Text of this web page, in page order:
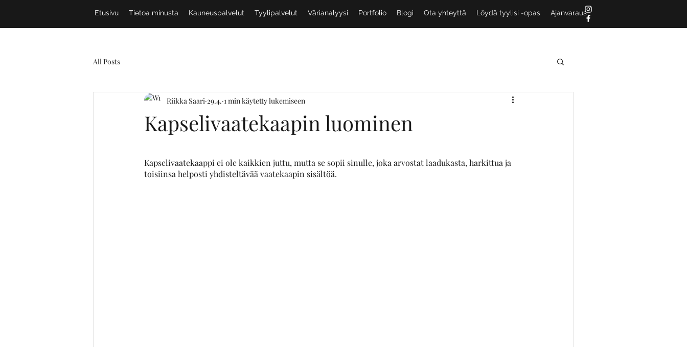
Etusivu Tietoa minusta Kauneuspalvelut Tyylipalvelut Värianalyysi Portfolio Blogi Ota yhteyttä Löydä tyylisi -opas Ajanvaraus
All Posts
Kapselivaatekaapin luominen
Riikka Saari 29.4. 1 min käytetty lukemiseen
Kapselivaatekaappi ei ole kaikkien juttu, mutta se sopii sinulle, joka arvostat laadukasta, harkittua ja
toisiinsa helposti yhdisteltävää vaatekaapin sisältöä.